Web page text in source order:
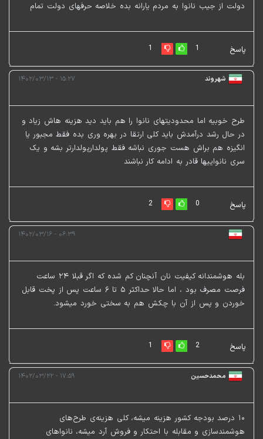
دولت از جیب نانوا به مردم یارانه بده خلاصه حرفهای دولت تمام
پاسخ 1
1
شهروند ۱۵:۲۷ - ۱۴۰۲/۰۳/۱۳
طرح خوبیه اما محدودیتهای نانوا را هم باید دید هزینه هاش زیاد و
در حال رشد درآمدش باید کلی ارتقا در بهره وری بده فقط مجبور یا
انگیزه هم براش هست جوری نباشه فقط پولدارپولدارتر بشه و یک
سری نانواییها قادر به ادامه کار نباشند
پاسخ 0
2
۰۶:۳۹ - ۱۴۰۲/۰۳/۱۶
بله هوشمندانه کیفیت نان آنچنان کم شده که اگر قبلا ۲۴ ساعت
فرصت مصرف بود ، اما حالا حداکثر ۵ تا ۶ ساعت پس از پخت قابل
خوردن و پس از آن با چکش هم به سختی خورد میشود.
پاسخ 2
1
محمدحسین ۱۷:۵۹ - ۱۴۰۲/۰۳/۲۲
۱۰ درصد بودجه کشور هزینه میشه، کلی هزینه‌ی طرح‌های
هوشمندسازی و مقابله با احتکار و فروش آرد میشه، نانواهای